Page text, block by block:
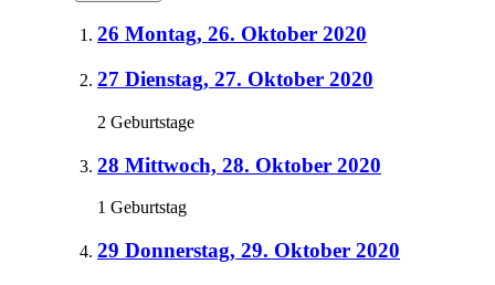
26 Montag, 26. Oktober 2020
27 Dienstag, 27. Oktober 2020
2 Geburtstage
28 Mittwoch, 28. Oktober 2020
1 Geburtstag
29 Donnerstag, 29. Oktober 2020